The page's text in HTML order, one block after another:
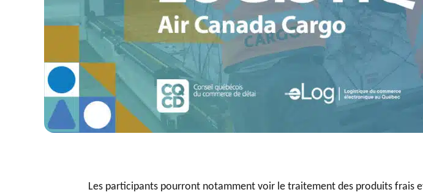
Les participants pourront notamment voir le traitement des produits frais